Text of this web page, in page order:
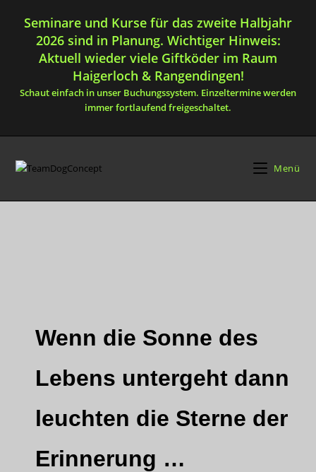
Seminare und Kurse für das zweite Halbjahr
2026 sind in Planung. Wichtiger Hinweis:
Aktuell wieder viele Giftköder im Raum
Haigerloch & Rangendingen!
Schaut einfach in unser Buchungssystem. Einzeltermine werden
immer fortlaufend freigeschaltet.
Menü
Wenn die Sonne des
Lebens untergeht dann
leuchten die Sterne der
Erinnerung …